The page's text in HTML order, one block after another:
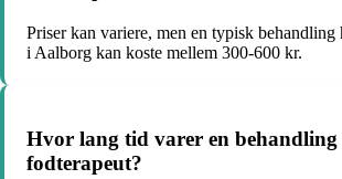
Priser kan variere, men en typisk behandling
i Aalborg kan koste mellem 300-600 kr.
Hvor lang tid varer en behandling
fodterapeut?